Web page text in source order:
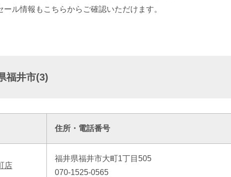
ール情報もこちらからご確認いただけます。
福井市(3)
住所・電話番号
店
福井県福井市大町1丁目505
070-1525-0565